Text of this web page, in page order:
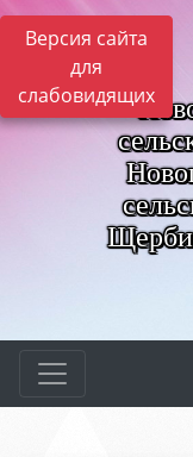
Версия сайта
для
слабовидящих